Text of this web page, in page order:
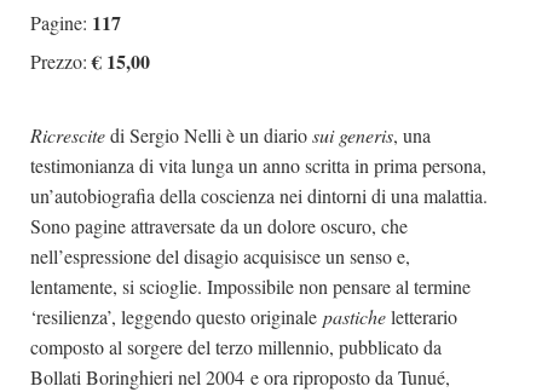
Pagine: 117
Prezzo:€ 15,00
Ricrescitedi Sergio Nelli è un diariosui generis, una
testimonianza di vita lunga un anno scritta in prima persona,
un’autobiografia della coscienza nei dintorni di una malattia.
Sono pagine attraversate da un dolore oscuro, che
nell’espressione del disagio acquisisce un senso e,
lentamente, si scioglie. Impossibile non pensare al termine
‘resilienza’, leggendo questo originale pasticheletterario
composto al sorgere del terzo millennio, pubblicato da
Bollati Boringhieri nel 2004 e ora riproposto da Tunué,